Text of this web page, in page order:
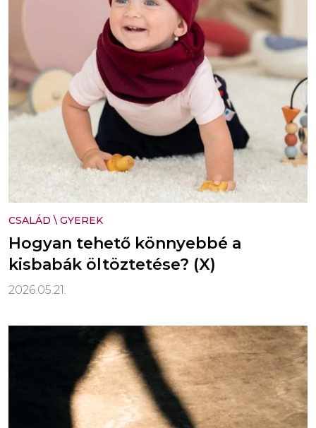
CSALÁD \ GYEREK
Hogyan tehető könnyebbé a
kisbabák öltöztetése? (X)
2026.05.21.